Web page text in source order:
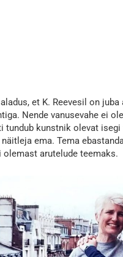
et K. Reevesil on
Nende vanusevahe ei
tundub kunstnik olevat isegi
näitleja ema. Tema
olemast arutelude teemaks.